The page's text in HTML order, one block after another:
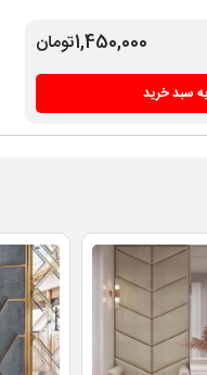
1,450,000تومان
سبد خرید